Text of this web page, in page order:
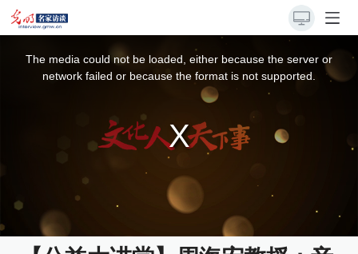
The media could not be loaded, either because the server or
network failed or because the format is not supported.